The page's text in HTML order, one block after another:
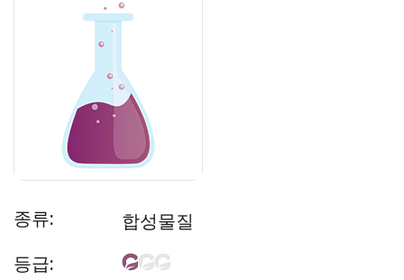
종류:
합성물질
등급: